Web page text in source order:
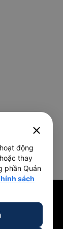
close
động
thay
phần Quản
sách